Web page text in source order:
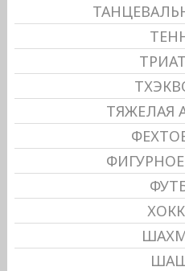
ТЯЖЕЛАЯ